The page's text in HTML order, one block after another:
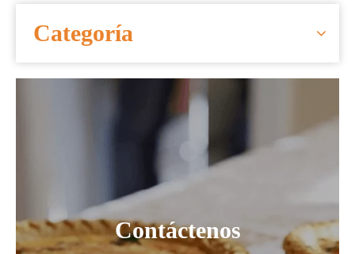
Categoría
Contáctenos